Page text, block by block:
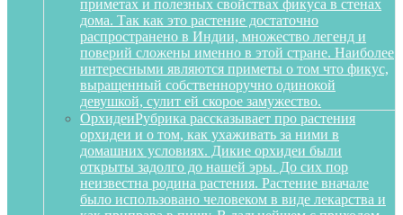
приметах и полезных свойствах фикуса в стенах
дома. Так как это растение достаточно
распространено в Индии, множество легенд и
поверий сложены именно в этой стране. Наиболее
интересными являются приметы о том что фикус,
выращенный собственноручно одинокой
девушкой, сулит ей скорое замужество.
ОрхидеиРубрика рассказывает про растения
орхидеи и о том, как ухаживать за ними в
домашних условиях. Дикие орхидеи были
открыты задолго до нашей эры. До сих пор
неизвестна родина растения. Растение вначале
было использовано человеком в виде лекарства и